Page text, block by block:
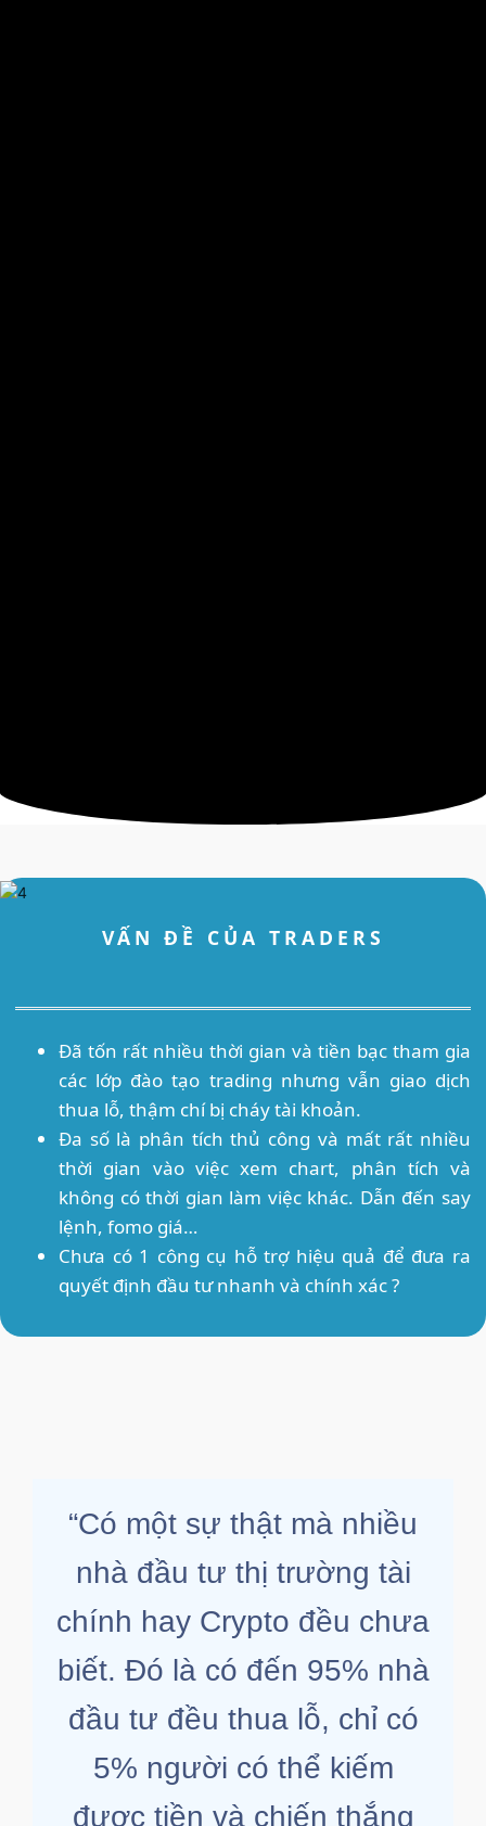
VẤN ĐỀ CỦA TRADERS
Đã tốn rất nhiều thời gian và tiền bạc tham gia
các lớp đào tạo trading nhưng vẫn giao dịch
thua lỗ, thậm chí bị cháy tài khoản.
Đa số là phân tích thủ công và mất rất nhiều
thời gian vào việc xem chart, phân tích và
không có thời gian làm việc khác. Dẫn đến say
lệnh, fomo giá…
Chưa có 1 công cụ hỗ trợ hiệu quả để đưa ra
quyết định đầu tư nhanh và chính xác ?
“Có một sự thật mà nhiều
nhà đầu tư thị trường tài
chính hay Crypto đều chưa
biết. Đó là có đến 95% nhà
đầu tư đều thua lỗ, chỉ có
5% người có thể kiếm
được tiền và chiến thắng